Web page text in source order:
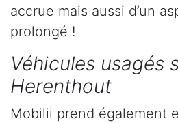
accrue mais aussi d’un
prolongé !
Véhicules usagés
Herenthout
Mobilii prend également